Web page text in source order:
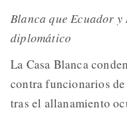
Blanca que Ecuador
diplomático
La Casa Blanca
contra funcionarios
tras el allanamiento